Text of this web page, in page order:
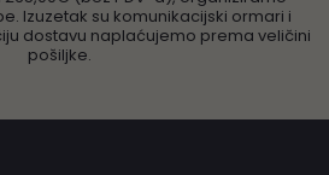
Izuzetak su komunikacijski ormari i
dostavu naplaćujemo prema veličini
pošiljke.